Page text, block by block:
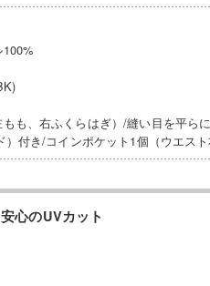
100%
もも、右ふくらはぎ）/縫い目を平
）付き/コインポケット1個（ウエス
心のUVカット